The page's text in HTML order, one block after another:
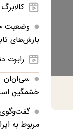
کالابرگ
بارش‌های
رابرت
سی‌ان‌ان:
خشمگین
گفت‌وگوی
مربوط به